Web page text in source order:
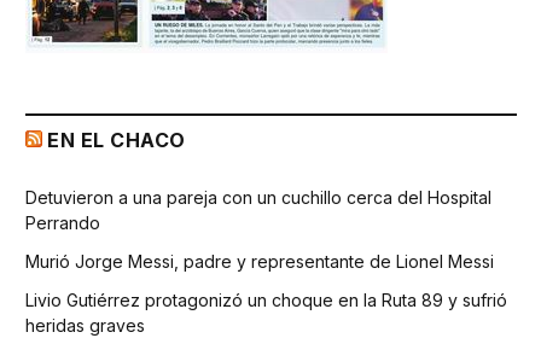
EN EL CHACO
Detuvieron a una pareja con un cuchillo cerca del Hospital
Perrando
Murió Jorge Messi, padre y representante de Lionel Messi
Livio Gutiérrez protagonizó un choque en la Ruta 89 y sufrió
heridas graves